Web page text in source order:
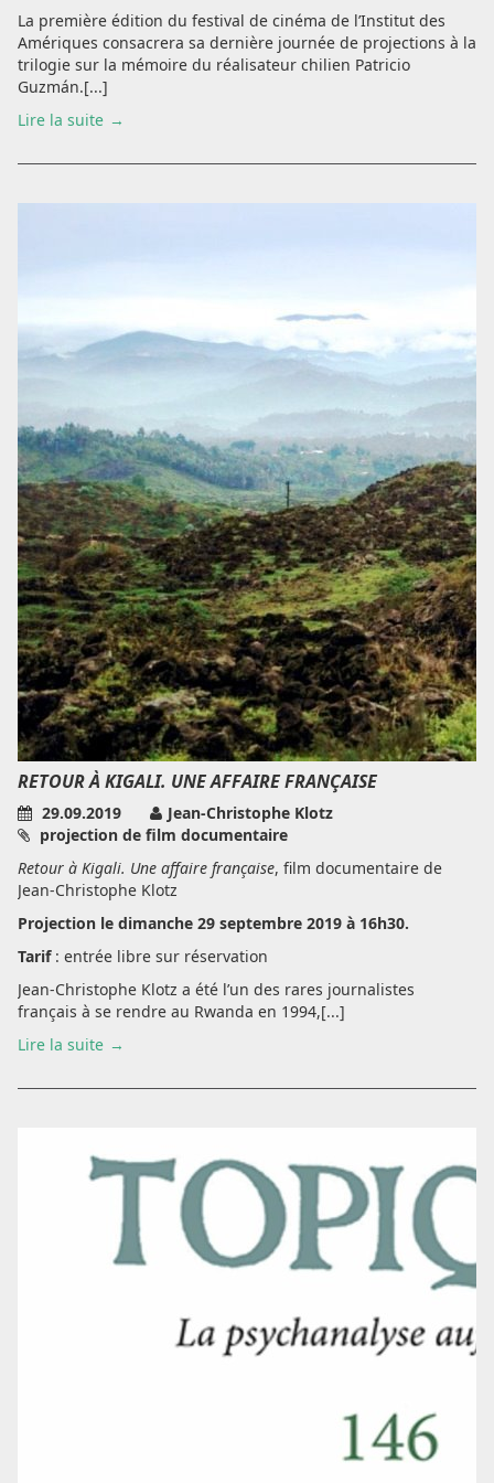
La première édition du festival de cinéma de l’Institut des
Amériques consacrera sa dernière journée de projections à la
trilogie sur la mémoire du réalisateur chilien Patricio
Guzmán.[...]
Lire la suite
RETOUR À KIGALI. UNE AFFAIRE FRANÇAISE
29.09.2019
Jean-Christophe Klotz
projection de film documentaire
Retour à Kigali. Une affaire française, film documentaire de
Jean-Christophe Klotz
Projection le dimanche 29 septembre 2019 à 16h30.
Tarif: entrée libre sur réservation
Jean-Christophe Klotz a été l’un des rares journalistes
français à se rendre au Rwanda en 1994,[...]
Lire la suite